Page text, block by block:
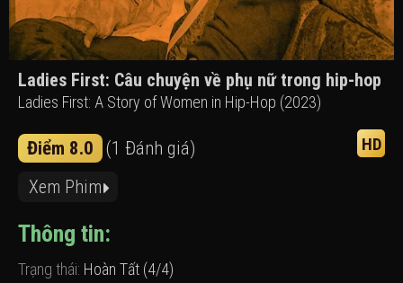
Ladies First: Câu chuyện về phụ nữ trong hip-hop
Ladies First: A Story of Women in Hip-Hop (2023)
Điểm 8.0 (1 Đánh giá) HD
Xem Phim
Thông tin:
Trạng thái: Hoàn Tất (4/4)